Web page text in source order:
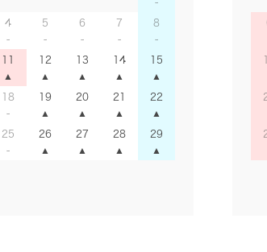
4 5 6 7 8
11 12 13 14 15
18 19 20 21 22
25 26 27 28 29